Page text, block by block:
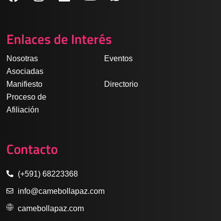
e
b
o
o
k
t
a
r
a
m
k
e
t
u
a
p
Enlaces de Interés
Nosotras
Eventos
Asociadas
Manifiesto
Directorio
Proceso de
Afiliación
Contacto
(+591) 68223368
info@camebollapaz.com
camebollapaz.com